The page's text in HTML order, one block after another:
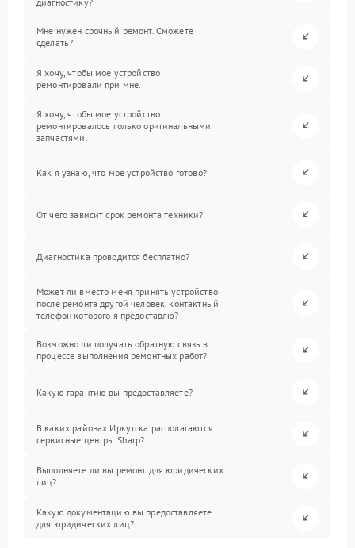
Мне нужен срочный ремонт. Сможете
сделать?
Я хочу, чтобы мое устройство
ремонтировали при мне.
Я хочу, чтобы мое устройство
ремонтировалось только оригинальными
запчастями.
Как я узнаю, что мое устройство готово?
От чего зависит срок ремонта техники?
Диагностика проводится бесплатно?
Может ли вместо меня принять устройство
после ремонта другой человек, контактный
телефон которого я предоставлю?
Возможно ли получать обратную связь в
процессе выполнения ремонтных работ?
Какую гарантию вы предоставляете?
В каких районах Иркутска располагаются
сервисные центры Sharp?
Выполняете ли вы ремонт для юридических
лиц?
Какую документацию вы предоставляете
для юридических лиц?